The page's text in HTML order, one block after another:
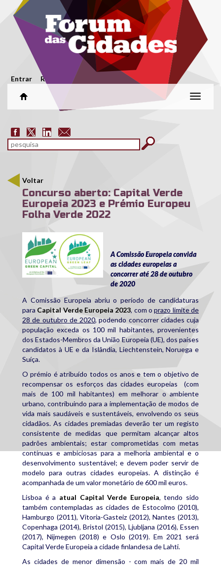
Passar para o conteúdo principal
Menu secundário
Entrar Registar
Alterar
Formulário de pesquisa
pesquisar
Voltar
Concurso aberto: Capital Verde
Europeia 2023 e Prémio Europeu
Folha Verde 2022
dual_logo.jpg
A Comissão Europeia convida
as cidades europeias a
concorrer até 28 de outubro
de 2020
A Comissão Europeia abriu o período de candidaturas
para Capital Verde Europeia 2023, com oprazo limite de
28 de outubro de 2020, podendo concorrer cidades cuja
população exceda os 100 mil habitantes, provenientes
dos Estados-Membros da União Europeia (UE), dos países
candidatos à UE e da Islândia, Liechtenstein, Noruega e
Suíça.
O prémio é atribuído todos os anos e tem o objetivo de
recompensar os esforços das cidades europeias (com
mais de 100 mil habitantes) em melhorar o ambiente
urbano, contribuindo para a implementação de modos de
vida mais saudáveis e sustentáveis, envolvendo os seus
cidadãos. As cidades premiadas deverão ter um registo
consistente de medidas que permitam alcançar altos
padrões ambientais; estar comprometidas com metas
contínuas e ambiciosas para a melhoria ambiental e o
desenvolvimento sustentável; e devem poder servir de
modelo para outras cidades europeias. A distinção é
acompanhada de um valor monetário de 600 mil euros.
Lisboa é a atual Capital Verde Europeia, tendo sido
também contempladas as cidades de Estocolmo (2010),
Hamburgo (2011), Vitoria-Gasteiz (2012), Nantes (2013),
Copenhaga (2014), Bristol (2015), Ljubljana (2016), Essen
(2017), Nijmegen (2018) e Oslo (2019). Em 2021 será
Capital Verde Europeia a cidade finlandesa de Lahti.
As cidades de menor dimensão - com mais de 20 mil